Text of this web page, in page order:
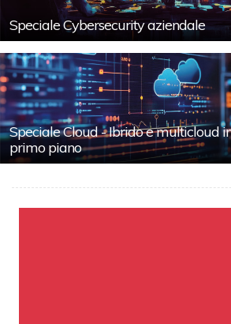
Speciale Cybersecurity aziendale
Speciale Cloud - Ibrido e multicloud
primo piano